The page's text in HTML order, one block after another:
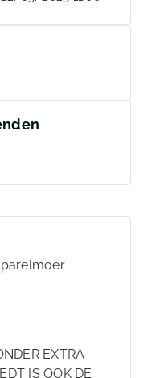
EXTRA
IS OOK DE